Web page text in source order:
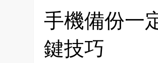
手機備份一
鍵技巧